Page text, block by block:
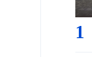
1